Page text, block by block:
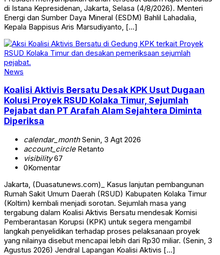
di Istana Kepresidenan, Jakarta, Selasa (4/8/2026). Menteri
Energi dan Sumber Daya Mineral (ESDM) Bahlil Lahadalia,
Kepala Bappisus Aris Marsudiyanto, […]
News
Koalisi Aktivis Bersatu Desak KPK Usut Dugaan
Kolusi Proyek RSUD Kolaka Timur, Sejumlah
Pejabat dan PT Arafah Alam Sejahtera Diminta
Diperiksa
calendar_monthSenin, 3 Agt 2026
account_circleRetanto
visibility67
0Komentar
Jakarta, (Duasatunews.com)_ Kasus lanjutan pembangunan
Rumah Sakit Umum Daerah (RSUD) Kabupaten Kolaka Timur
(Koltim) kembali menjadi sorotan. Sejumlah masa yang
tergabung dalam Koalisi Aktivis Bersatu mendesak Komisi
Pemberantasan Korupsi (KPK) untuk segera mengambil
langkah penyelidikan terhadap proses pelaksanaan proyek
yang nilainya disebut mencapai lebih dari Rp30 miliar. (Senin, 3
Agustus 2026) Jendral Lapangan Koalisi Aktivis […]